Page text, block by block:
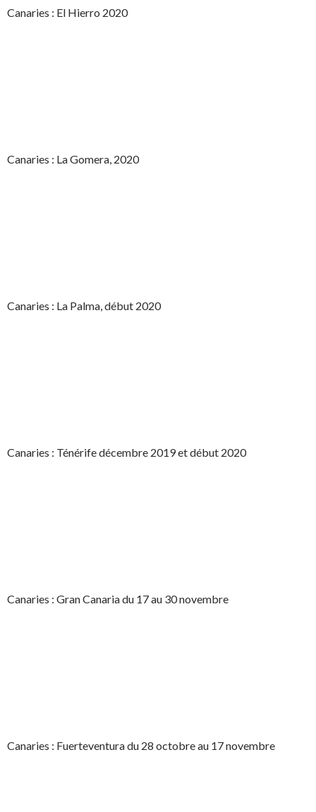
Canaries : El Hierro 2020
Canaries : La Gomera, 2020
Canaries : La Palma, début 2020
Canaries : Ténérife décembre 2019 et début 2020
Canaries : Gran Canaria du 17 au 30 novembre
Canaries : Fuerteventura du 28 octobre au 17 novembre